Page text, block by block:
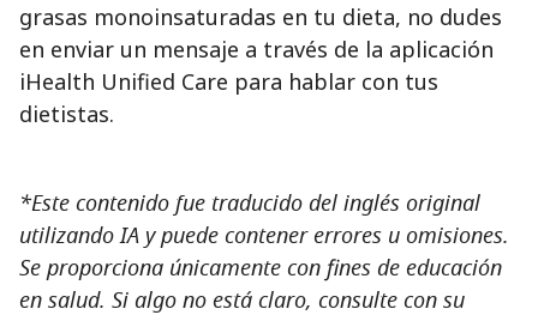
grasas monoinsaturadas en tu dieta, no dudes
en enviar un mensaje a través de la aplicación
iHealth Unified Care para hablar con tus
dietistas.
*Este contenido fue traducido del inglés original
utilizando IA y puede contener errores u omisiones.
Se proporciona únicamente con fines de educación
en salud. Si algo no está claro, consulte con su